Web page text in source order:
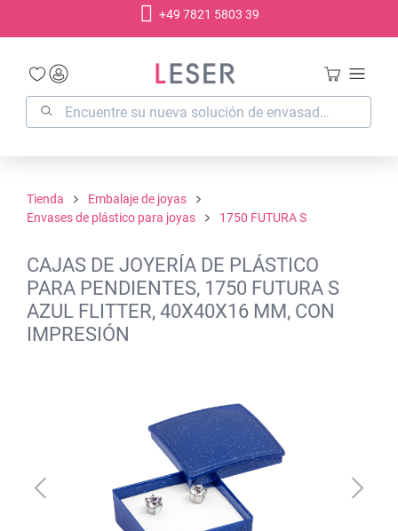
+49 7821 5803 39
Tienda
Embalaje de joyas
Envases de plástico para joyas
1750 FUTURA S
CAJAS DE JOYERÍA DE PLÁSTICO
PARA PENDIENTES, 1750 FUTURA S
AZUL FLITTER, 40X40X16 MM, CON
IMPRESIÓN